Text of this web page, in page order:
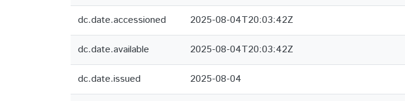
dc.date.accessioned 2025-08-04T20:03:42Z
dc.date.available 2025-08-04T20:03:42Z
dc.date.issued 2025-08-04